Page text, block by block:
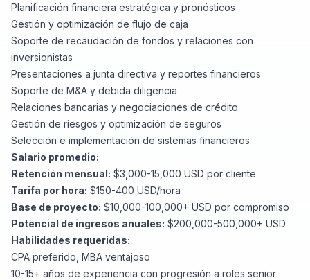
Planificación financiera estratégica y pronósticos
Gestión y optimización de flujo de caja
Soporte de recaudación de fondos y relaciones con
inversionistas
Presentaciones a junta directiva y reportes financieros
Soporte de M&A y debida diligencia
Relaciones bancarias y negociaciones de crédito
Gestión de riesgos y optimización de seguros
Selección e implementación de sistemas financieros
Salario promedio:
Retención mensual: $3,000-15,000 USD por cliente
Tarifa por hora: $150-400 USD/hora
Base de proyecto: $10,000-100,000+ USD por compromiso
Potencial de ingresos anuales: $200,000-500,000+ USD
Habilidades requeridas:
CPA preferido, MBA ventajoso
10-15+ años de experiencia con progresión a roles senior